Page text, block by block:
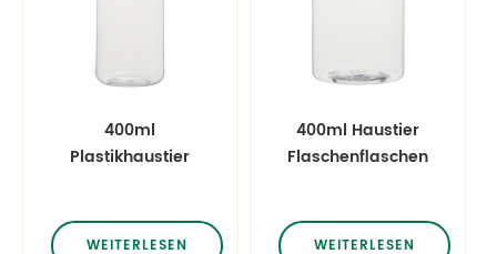
400ml
Plastikhaustier
WEITERLESEN
400ml Haustier
Flaschenflaschen
WEITERLESEN